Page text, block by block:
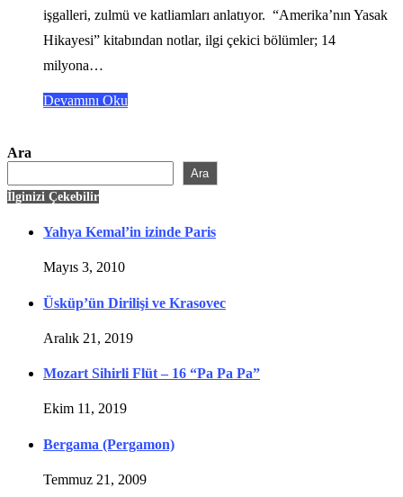
işgalleri, zulmü ve katliamları anlatıyor. “Amerika’nın Yasak
Hikayesi” kitabından notlar, ilgi çekici bölümler; 14
milyona…
Devamını Oku
Ara
Ara
İlginizi Çekebilir
Yahya Kemal’in izinde Paris
Mayıs 3, 2010
Üsküp’ün Dirilişi ve Krasovec
Aralık 21, 2019
Mozart Sihirli Flüt – 16 “Pa Pa Pa”
Ekim 11, 2019
Bergama (Pergamon)
Temmuz 21, 2009